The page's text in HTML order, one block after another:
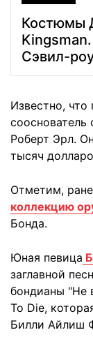
Костюмы
Сэвил-
Известно,
сооснователь
Роберт Эрл.
тысяч
Отметим,
коллекцию
Бонда.
Юная певица
заглавной
бондианы "Не
To Die,
Билли Айлиш